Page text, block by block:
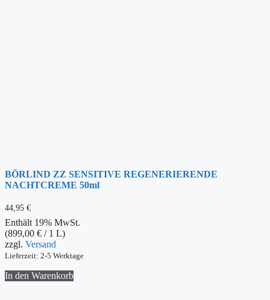
BÖRLIND ZZ SENSITIVE REGENERIERENDE
NACHTCREME 50ml
44,95 €
Enthält 19% MwSt.
(899,00 € / 1 L)
zzgl. Versand
Lieferzeit: 2-5 Werktage
In den Warenkorb